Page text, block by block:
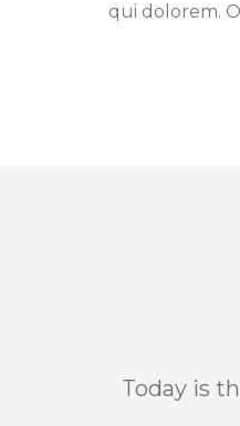
qui dolorem.
Today is